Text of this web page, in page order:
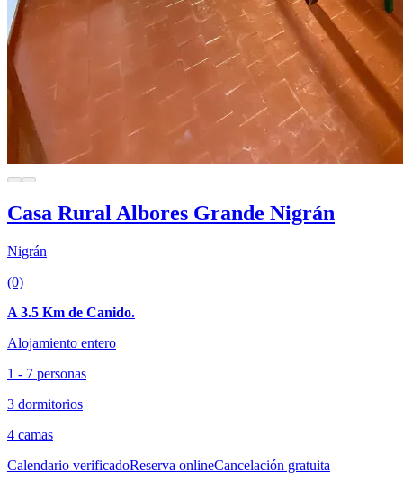
Casa Rural Albores Grande Nigrán
Nigrán
(0)
A 3.5 Km de Canido.
Alojamiento entero
1 - 7 personas
3 dormitorios
4 camas
Calendario verificadoReserva onlineCancelación gratuita